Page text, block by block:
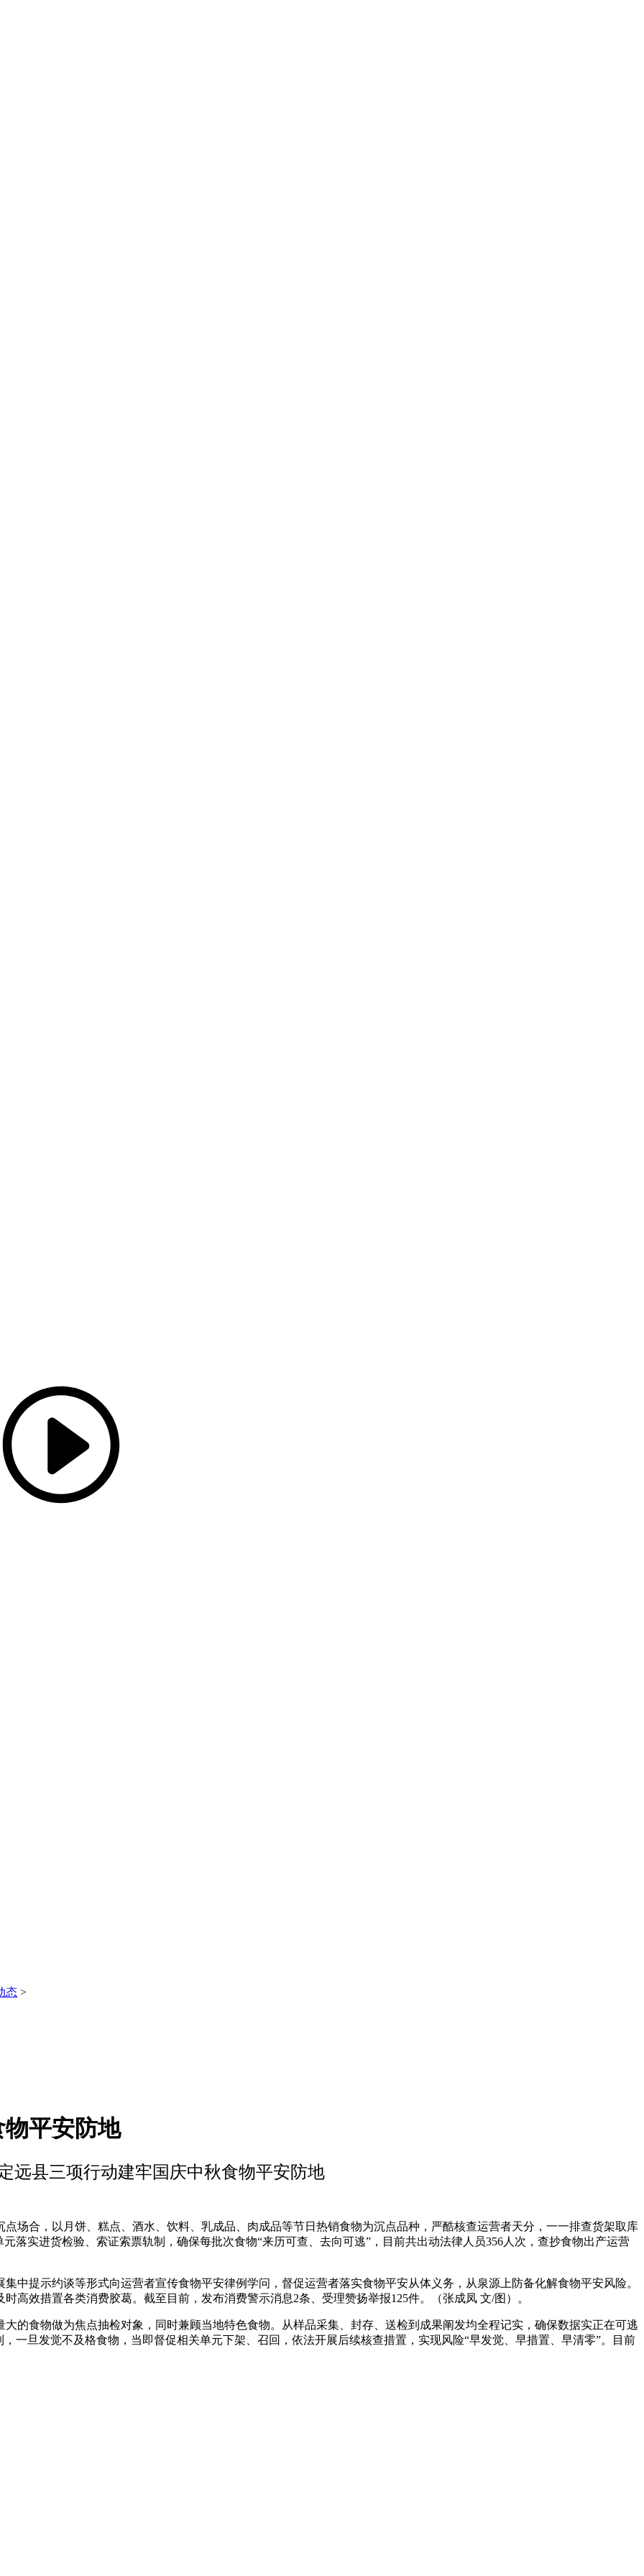
态 >
平安防地
远县三项行动建牢国庆中秋食物平安防地
合，以月饼、糕点、酒水、饮料、乳成品、肉成品等节日热销食物为沉点品种，严酷核查运营者天分，一一排查货架取库
落实进货检验、索证索票轨制，确保每批次食物“来历可查、去向可逃”，目前共出动法律人员356人次，查抄食物出产运营
提示约谈等形式向运营者宣传食物平安律例学问，督促运营者落实食物平安从体义务，从泉源上防备化解食物平安风险。
高效措置各类消费胶葛。截至目前，发布消费警示消息2条、受理赞扬举报125件。（张成凤 文/图）。
食物做为焦点抽检对象，同时兼顾当地特色食物。从样品采集、封存、送检到成果阐发均全程记实，确保数据实正在可逃
旦发觉不及格食物，当即督促相关单元下架、召回，依法开展后续核查措置，实现风险“早发觉、早措置、早清零”。目前